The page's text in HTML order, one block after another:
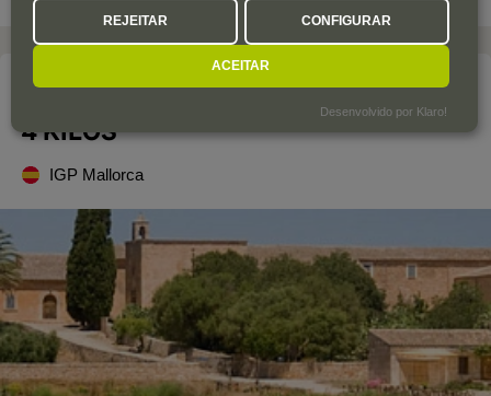
A adega
4 KILOS
IGP Mallorca
REJEITAR CONFIGURAR
ACEITAR
Desenvolvido por Klaro!